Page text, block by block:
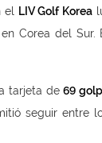
el LIV Golf Korea
, en Corea del
tarjeta de69
seguir entre